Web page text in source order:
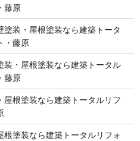
藤原
装・屋根塗装なら建築トータ
・藤原
装・屋根塗装なら建築トータル
藤原
根塗装なら建築トータルリフ
塗装なら建築トータルリフォ